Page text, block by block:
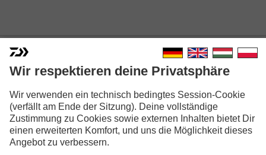
SEAHUNTER X
Wir respektieren deine Privatsphäre
Wir verwenden ein technisch bedingtes Session-Cookie
(verfällt am Ende der Sitzung). Deine vollständige
Zustimmung zu Cookies sowie externen Inhalten bietet Dir
einen erweiterten Komfort, und uns die Möglichkeit dieses
Angebot zu verbessern.